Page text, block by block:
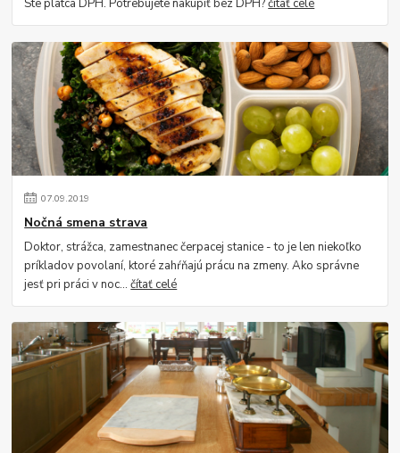
Ste platca DPH. Potrebujete nakúpiť bez DPH?čítať celé
07.09.2019
Nočná smena strava
Doktor, strážca, zamestnanec čerpacej stanice - to je len niekoľko
príkladov povolaní, ktoré zahŕňajú prácu na zmeny. Ako správne
jesť pri práci v noc...čítať celé